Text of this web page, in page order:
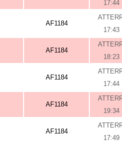
17:44
AF1184
17:43
AF1184
18:23
AF1184
17:44
AF1184
19:34
AF1184
17:49